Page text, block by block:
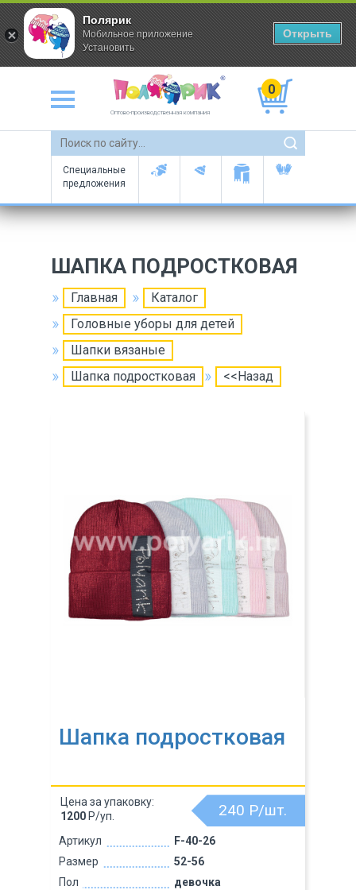
Оптово-производственная компания
0
Специальные
предложения
ШАПКА ПОДРОСТКОВАЯ
Главная
Каталог
Головные уборы для детей
Шапки вязаные
Шапка подростковая
<<Назад
Шапка подростковая
Артикул
F-40-26
Размер
52-56
Пол
девочка
240 Р/шт.
Цена за упаковку:
1200 Р/уп.
Полярик
Мобильное приложение
Установить
Открыть